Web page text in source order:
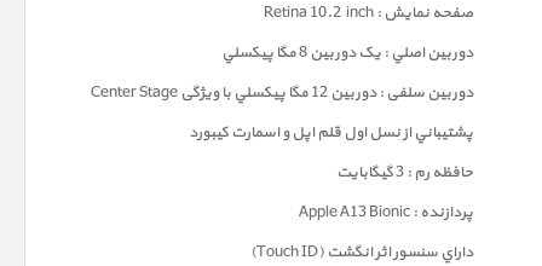
صفحه نمايش : Retina 10.2 inch
دوربين اصلي : يک دوربين 8 مگا پيکسلي
دوربين سلفی : دوربين 12 مگا پيکسلي با ویژگی Center Stage
پشتيباني از نسل اول قلم اپل و اسمارت کيبورد
حافظه رم : 3 گيگابايت
پردازنده : Apple A13 Bionic
داراي سنسور اثر انگشت (Touch ID)